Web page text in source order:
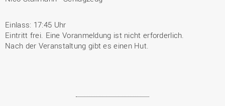
Einlass: 17:45 Uhr
Eintritt frei. Eine Voranmeldung ist nicht erforderlich.
Nach der Veranstaltung gibt es einen Hut.